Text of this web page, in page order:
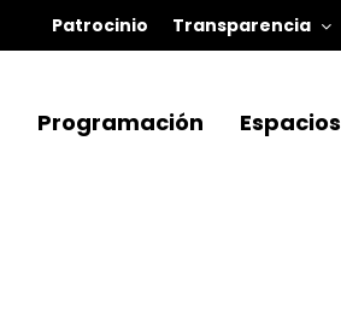
Patrocinio Transparencia
Programación Espacios